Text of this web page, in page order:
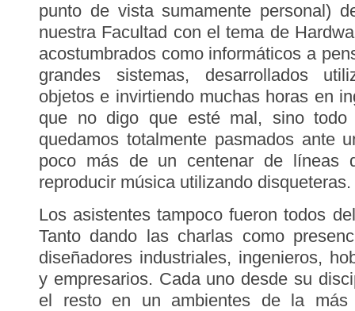
punto de vista sumamente personal)
nuestra Facultad con el tema de
acostumbrados como informáticos a
grandes sistemas, desarrollados
objetos e invirtiendo muchas horas en
que no digo que esté mal, sino todo
quedamos totalmente pasmados ante
poco más de un centenar de líneas
reproducir música utilizando disqueteras.
Los asistentes tampoco fueron todos
Tanto dando las charlas como
diseñadores industriales, ingenieros,
y empresarios. Cada uno desde su
el resto en un ambientes de la más